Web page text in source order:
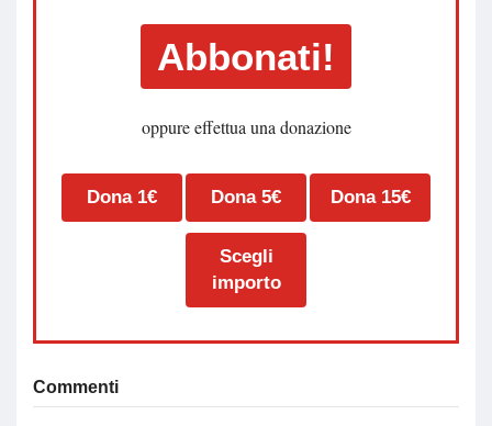
Abbonati!
oppure effettua una donazione
Dona 1€ Dona 5€ Dona 15€
Scegli
importo
Commenti